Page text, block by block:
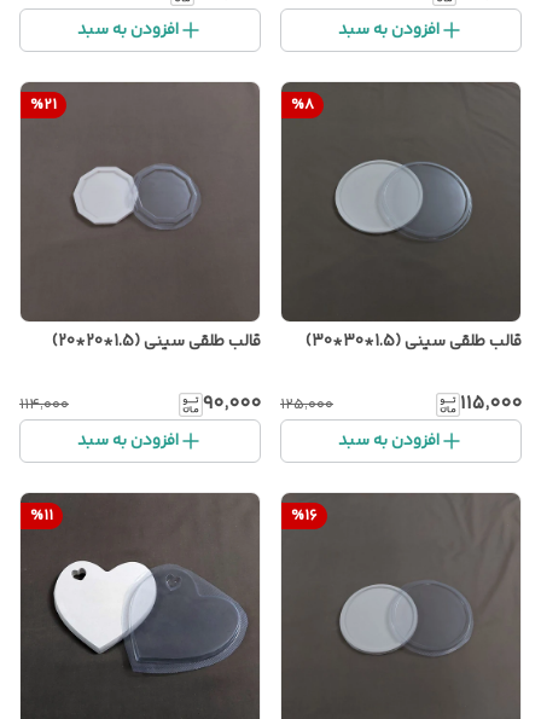
افزودن به سبد افزودن به سبد
%8
قالب طلقی سینی (1.5*30*30)
۱۱۵٬۰۰۰ ۱۲۵٬۰۰۰
افزودن به سبد
%21
قالب طلقی سینی (1.5*20*20)
۹۰٬۰۰۰ ۱۱۴٬۰۰۰
افزودن به سبد
%16
%11